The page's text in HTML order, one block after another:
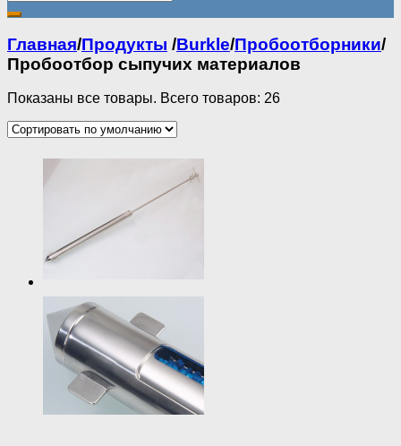
Главная/Продукты /Burkle/Пробоотборники/
Пробоотбор сыпучих материалов
Показаны все товары. Всего товаров: 26